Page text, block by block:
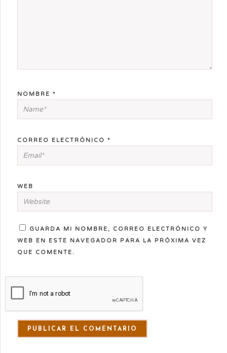
NOMBRE *
CORREO ELECTRÓNICO *
WEB
GUARDA MI NOMBRE, CORREO ELECTRÓNICO Y
WEB EN ESTE NAVEGADOR PARA LA PRÓXIMA VEZ
QUE COMENTE.